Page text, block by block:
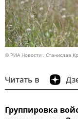
© РИА Новости . Станислав
Читать в
Группировка